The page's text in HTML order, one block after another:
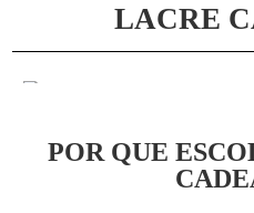
LACRE
POR QUE